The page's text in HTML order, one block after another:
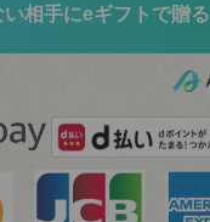
相手にeギフトで贈る